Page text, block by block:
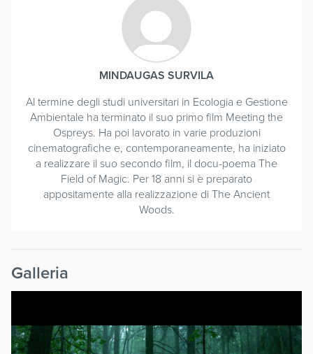
MINDAUGAS SURVILA
Al termine degli studi universitari in Ecologia e Gestione
Ambientale ha terminato il suo primo film Meeting the
Ospreys. Ha poi lavorato in varie produzioni
cinematografiche e, contemporaneamente, ha iniziato
a realizzare il suo secondo film, il docu-poema The
Field of Magic. Per 18 anni si è preparato
appositamente alla realizzazione di The Ancient
Woods.
Galleria